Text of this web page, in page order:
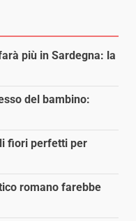
più in Sardegna: la
del bambino:
fiori perfetti per
romano farebbe